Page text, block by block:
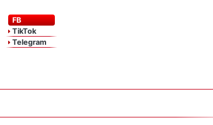
FB
TikTok
Telegram